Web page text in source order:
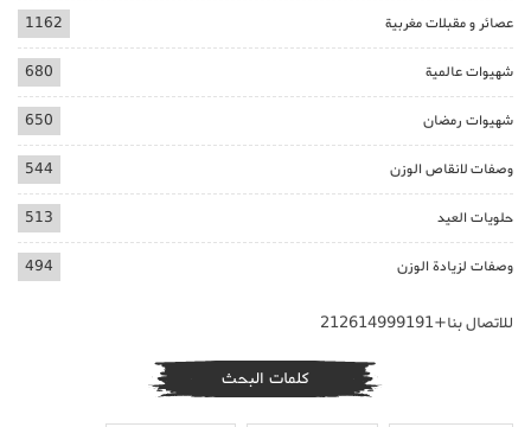
عصائر و مقبلات مغربية 1162
شهيوات عالمية 680
شهيوات رمضان 650
وصفات لانقاص الوزن 544
حلويات العيد 513
وصفات لزيادة الوزن 494
للاتصال بنا+212614999191
كلمات البحث